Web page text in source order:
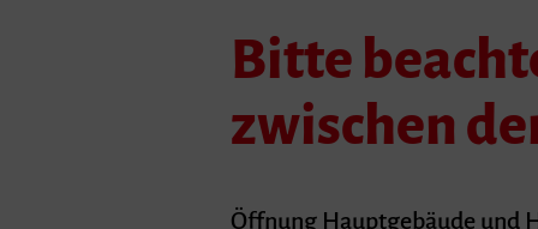
Bitte
zwischen
Öffnung Hauptgebäude und